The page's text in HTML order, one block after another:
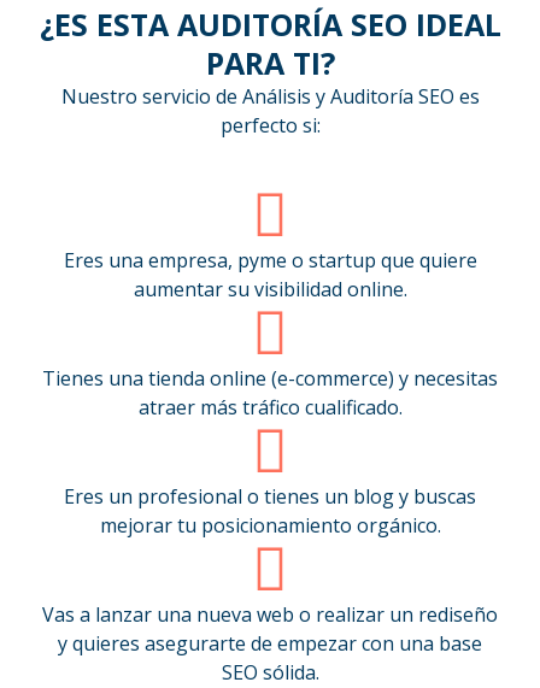
¿ES ESTA AUDITORÍA SEO IDEAL
PARA TI?
Nuestro servicio de Análisis y Auditoría SEO es
perfecto si:
Eres una empresa, pyme o startup que quiere
aumentar su visibilidad online.
Tienes una tienda online (e-commerce) y necesitas
atraer más tráfico cualificado.
Eres un profesional o tienes un blog y buscas
mejorar tu posicionamiento orgánico.
Vas a lanzar una nueva web o realizar un rediseño
y quieres asegurarte de empezar con una base
SEO sólida.